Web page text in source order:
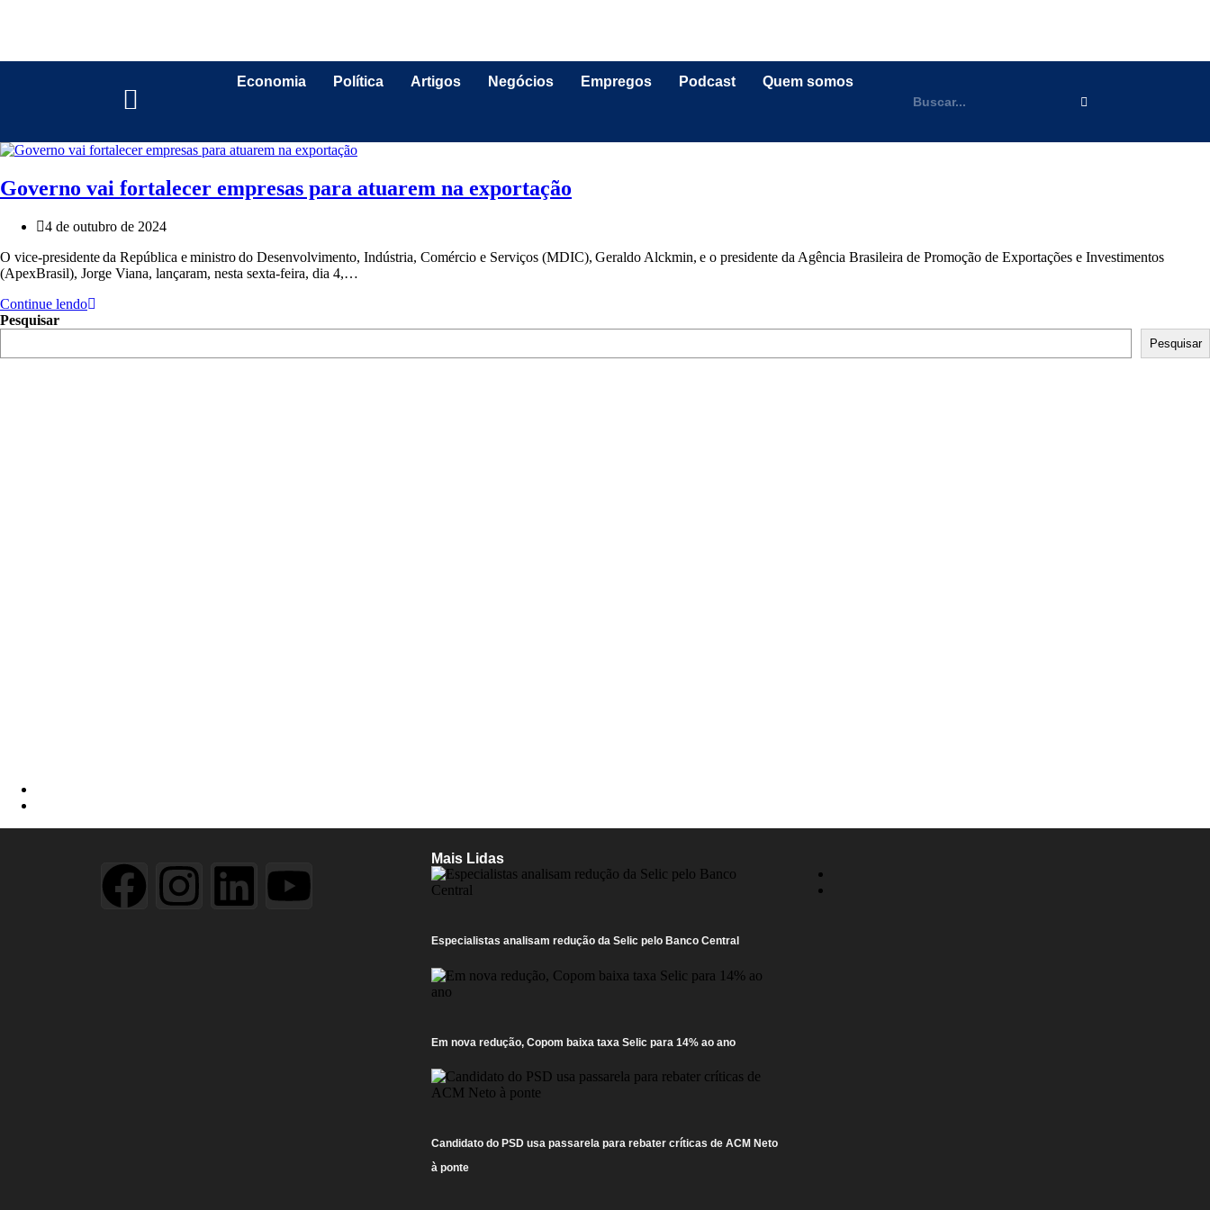
Economia Política Artigos Negócios Empregos Podcast Quem somos
Governo vai fortalecer empresas para atuarem na exportação
4 de outubro de 2024
O vice-presidente da República e ministro do Desenvolvimento, Indústria, Comércio e Serviços (MDIC), Geraldo Alckmin, e o presidente da Agência Brasileira de Promoção de Exportações e Investimentos
(ApexBrasil), Jorge Viana, lançaram, nesta sexta-feira, dia 4,…
Continue lendo
Pesquisar
Pesquisar
Mais Lidas
Especialistas analisam redução da Selic pelo Banco Central
Em nova redução, Copom baixa taxa Selic para 14% ao ano
Candidato do PSD usa passarela para rebater críticas de ACM Neto
à ponte